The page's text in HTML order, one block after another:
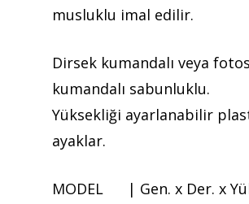
musluklu imal edilir.
Dirsek kumandalı veya
kumandalı sabunluklu.
Yüksekliği ayarlanabilir
ayaklar.
MODEL | Gen. x Der. x